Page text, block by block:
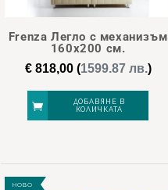
Frenza Легло с механизъм
160х200 см.
€818,00(1599.87 лв.)
ДОБАВЯНЕ В
КОЛИЧКАТА
НОВО